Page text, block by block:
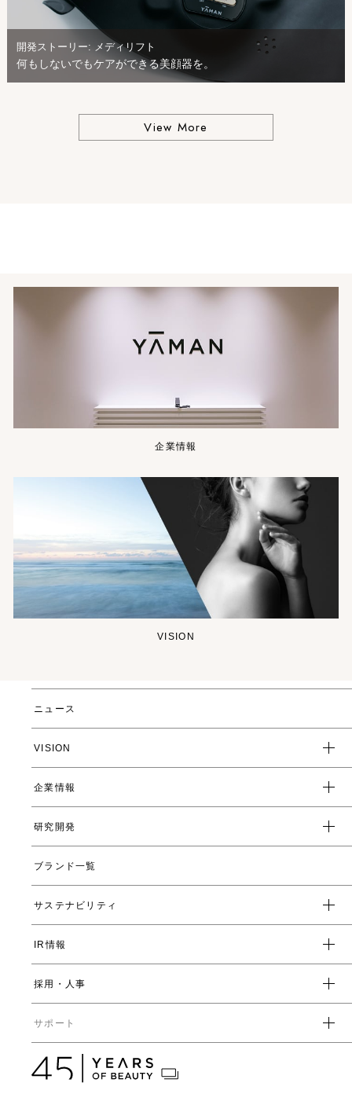
開発ストーリー: メディリフト
何もしないでもケアができる美顔器を。
View More
企業情報
VISION
ニュース
VISION
企業スローガン
クレド
企業情報
トップメッセージ
会社概要
数字で見るヤーマン
受賞一覧
直営店・百貨店
研究開発
ヤーマンの研究開発とは
ヤーマンの技術
開発ストーリー
ブランド一覧
サステナビリティ
環境
社会
IR情報
経営方針
コーポレートガバナンス
ディスクロージャーポリシー
IRライブラリ一覧
株式情報
株式概要
採用・人事
人事からのメッセージ
数字で見るヤーマン
サポート
カタログ・取扱説明書